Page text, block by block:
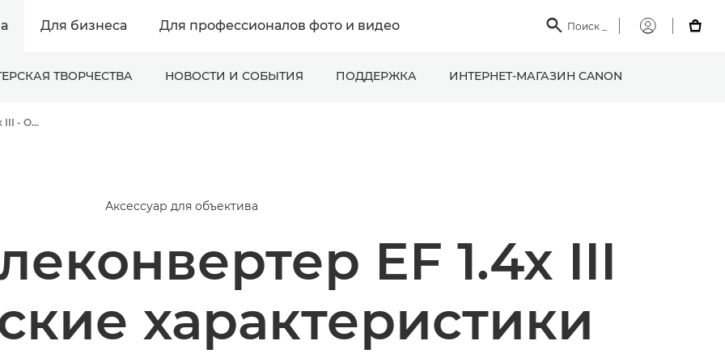
Для бизнеса Для профессионалов фото и видео  Поиск
Мой

ТВОРЧЕСТВА НОВОСТИ И СОБЫТИЯ ПОДДЕРЖКА ИНТЕРНЕТ-МАГАЗИН CANON
Canon Extender EF 1.4x III - Объективы - Камера и фотообъективы
Аксессуар для объектива
EF 1.4x III
характеристики